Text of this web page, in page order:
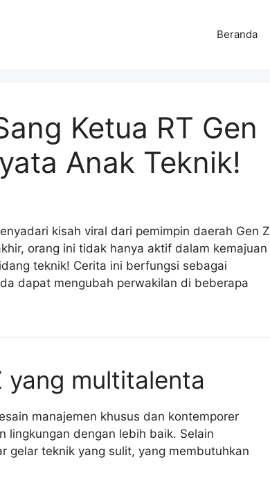
Beranda
Ketua RT Gen
Anak Teknik!
kisah viral dari pemimpin daerah Gen Z
orang ini tidak hanya aktif dalam kemajuan
teknik! Cerita ini berfungsi sebagai
dapat mengubah perwakilan di beberapa
yang multitalenta
manajemen khusus dan kontemporer
lingkungan dengan lebih baik. Selain
gelar teknik yang sulit, yang membutuhkan